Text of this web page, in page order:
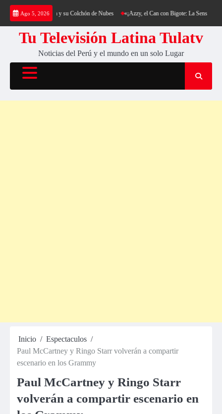
Saltar
contenido
Ago 5, 2026
al Cerro Cantería y su Colchón de Nubes «¡Azzy, el Can con Bigote: La Sensación
Tu Televisión Latina Tulatv
Noticias del Perú y el mundo en un solo Lugar
Inicio
Espectaculos
Paul McCartney y Ringo Starr volverán a compartir
escenario en los Grammy
Paul McCartney y Ringo Starr
volverán a compartir escenario en